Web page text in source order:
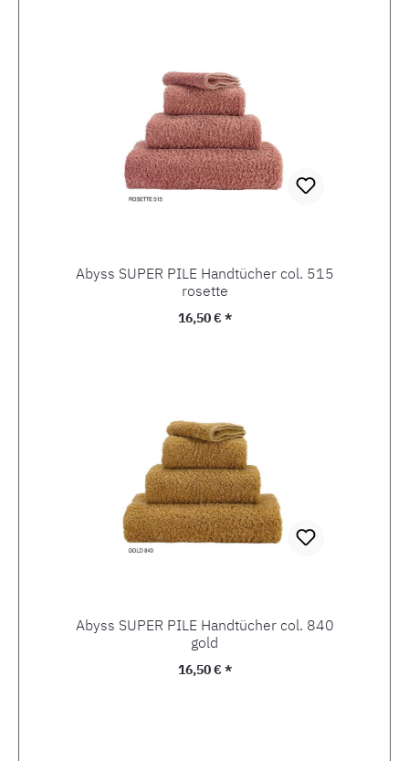
Abyss SUPER PILE Handtücher col. 515
rosette
Regulärer Preis:
16,50 € *
Abyss SUPER PILE Handtücher col. 840
gold
Regulärer Preis:
16,50 € *